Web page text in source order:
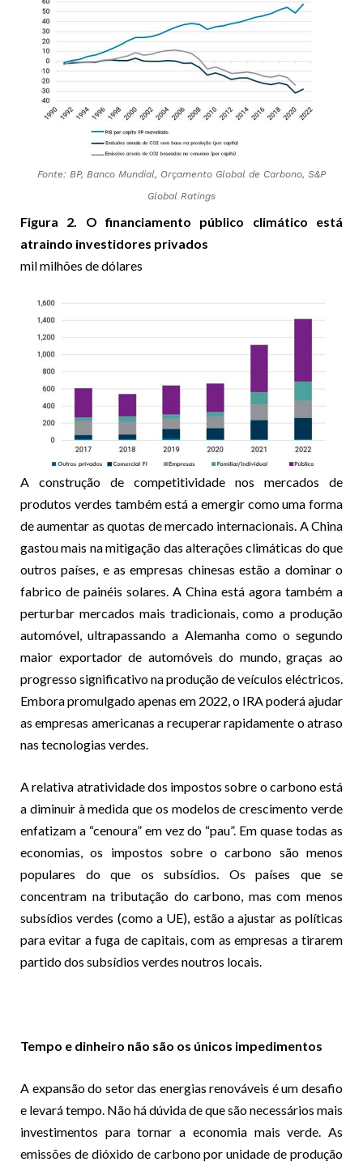
Fonte: BP, Banco Mundial, Orçamento Global de Carbono, S&P
Global Ratings
Figura 2. O financiamento público climático está
atraindo investidores privados
mil milhões de dólares
A construção de competitividade nos mercados de
produtos verdes também está a emergir como uma forma
de aumentar as quotas de mercado internacionais. A China
gastou mais na mitigação das alterações climáticas do que
outros países, e as empresas chinesas estão a dominar o
fabrico de painéis solares. A China está agora também a
perturbar mercados mais tradicionais, como a produção
automóvel, ultrapassando a Alemanha como o segundo
maior exportador de automóveis do mundo, graças ao
progresso significativo na produção de veículos eléctricos.
Embora promulgado apenas em 2022, o IRA poderá ajudar
as empresas americanas a recuperar rapidamente o atraso
nas tecnologias verdes.
A relativa atratividade dos impostos sobre o carbono está
a diminuir à medida que os modelos de crescimento verde
enfatizam a “cenoura” em vez do “pau”. Em quase todas as
economias, os impostos sobre o carbono são menos
populares do que os subsídios. Os países que se
concentram na tributação do carbono, mas com menos
subsídios verdes (como a UE), estão a ajustar as políticas
para evitar a fuga de capitais, com as empresas a tirarem
partido dos subsídios verdes noutros locais.
Tempo e dinheiro não são os únicos impedimentos
A expansão do setor das energias renováveis é um desafio
e levará tempo. Não há dúvida de que são necessários mais
investimentos para tornar a economia mais verde. As
emissões de dióxido de carbono por unidade de produção